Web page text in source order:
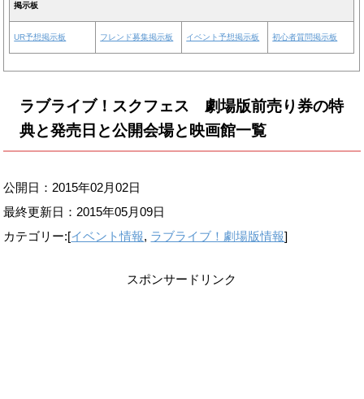
掲示板
UR予想掲示板 フレンド募集掲示板 イベント予想掲示板 初心者質問掲示板
ラブライブ！スクフェス 劇場版前売り券の特
典と発売日と公開会場と映画館一覧
公開日：2015年02月02日
最終更新日： 2015年05月09日
カテゴリー:[イベント情報, ラブライブ！劇場版情報]
スポンサードリンク